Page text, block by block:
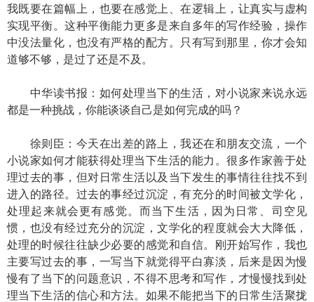
我既要在篇幅上，也要在感觉上、在逻辑上，让真实与虚构
实现平衡。这种平衡能力更多是来自多年的写作经验，操作
中没法量化，也没有严格的配方。只有写到那里，你才会知
道够不够，是过了还是不及。
中华读书报：如何处理当下的生活，对小说家来说永远
都是一种挑战，你能谈谈自己是如何完成的吗？
徐则臣：今天在出差的路上，我还在和朋友交流，一个
小说家如何才能获得处理当下生活的能力。很多作家善于处
理过去的事，但对日常生活以及当下发生的事情往往找不到
进入的路径。过去的事经过沉淀，有充分的时间被文学化，
处理起来就会更有感觉。而当下生活，因为日常、司空见
惯，也没有经过充分的沉淀，文学化的程度就会大大降低，
处理的时候往往缺少必要的感觉和自信。刚开始写作，我也
主要写过去的事，一写当下就觉得平白寡淡，后来是因为慢
慢有了当下的问题意识，不得不思考和写作，才慢慢找到处
理当下生活的信心和方法。如果不能把当下的日常生活聚拢